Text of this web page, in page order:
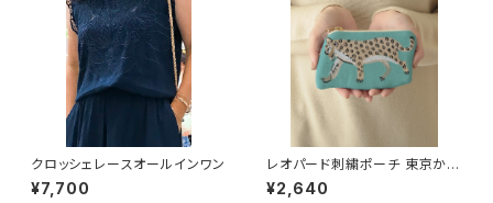
クロッシェレースオールインワン
¥7,700
レオパード刺繍ポーチ 東京かん
かん
¥2,640